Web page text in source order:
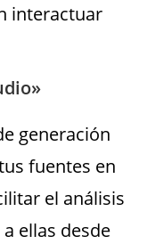
interactuar
generación
fuentes en
el análisis
ellas desde